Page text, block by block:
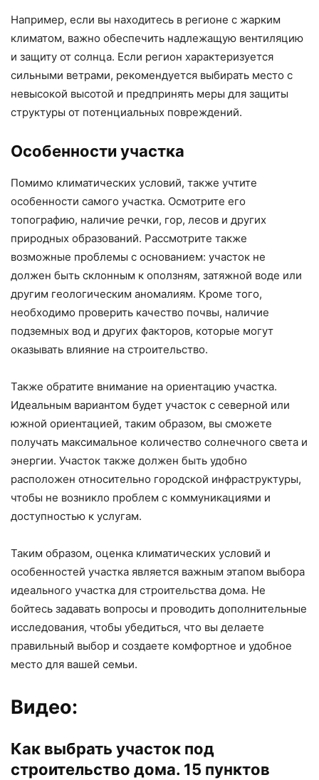
Например, если вы находитесь в регионе с жарким
климатом, важно обеспечить надлежащую вентиляцию
и защиту от солнца. Если регион характеризуется
сильными ветрами, рекомендуется выбирать место с
невысокой высотой и предпринять меры для защиты
структуры от потенциальных повреждений.
Особенности участка
Помимо климатических условий, также учтите
особенности самого участка. Осмотрите его
топографию, наличие речки, гор, лесов и других
природных образований. Рассмотрите также
возможные проблемы с основанием: участок не
должен быть склонным к оползням, затяжной воде или
другим геологическим аномалиям. Кроме того,
необходимо проверить качество почвы, наличие
подземных вод и других факторов, которые могут
оказывать влияние на строительство.
Также обратите внимание на ориентацию участка.
Идеальным вариантом будет участок с северной или
южной ориентацией, таким образом, вы сможете
получать максимальное количество солнечного света и
энергии. Участок также должен быть удобно
расположен относительно городской инфраструктуры,
чтобы не возникло проблем с коммуникациями и
доступностью к услугам.
Таким образом, оценка климатических условий и
особенностей участка является важным этапом выбора
идеального участка для строительства дома. Не
бойтесь задавать вопросы и проводить дополнительные
исследования, чтобы убедиться, что вы делаете
правильный выбор и создаете комфортное и удобное
место для вашей семьи.
Видео:
Как выбрать участок под
строительство дома. 15 пунктов